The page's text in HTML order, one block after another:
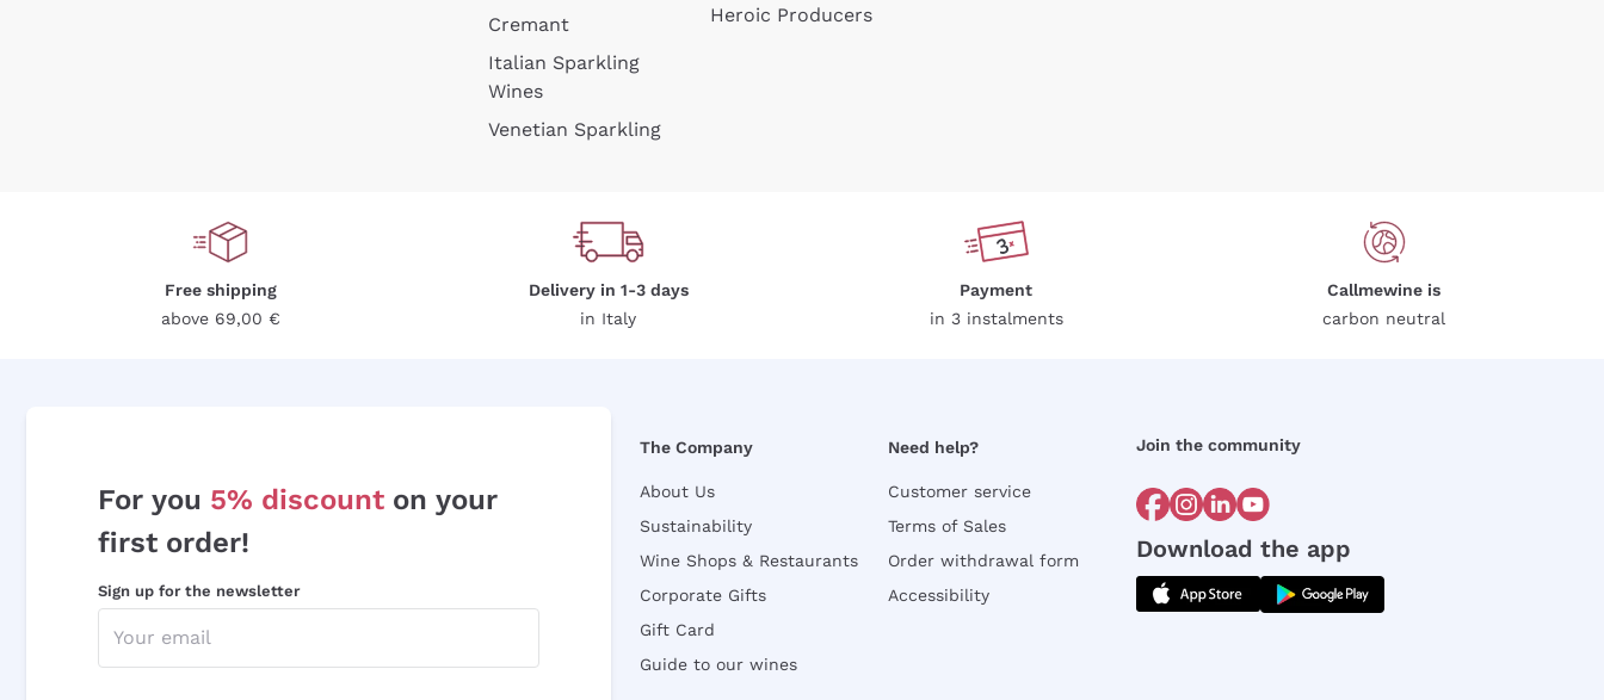
Cremant
Italian Sparkling
Wines
Venetian Sparkling
Heroic Producers
Free shipping
above 69,00 €
Delivery in 1-3 days
in Italy
Payment
in 3 instalments
Callmewine is
carbon neutral
For you 5% discount on your
first order!
Sign up for the newsletter
The Company
About Us
Sustainability
Wine Shops & Restaurants
Corporate Gifts
Gift Card
Guide to our wines
Need help?
Customer service
Terms of Sales
Order withdrawal form
Accessibility
Join the community
Download the app